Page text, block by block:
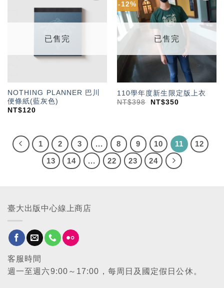
望輕
已售完
NOTHING PLANNER 巴川
便條紙(藍灰色)
NT$120
-12%
加入
「願
望輕
單」
已售完
110學年度新生限定版上衣
NT$398 NT$350
1 2 3 ... 8 9 10 11
12
13
14 ... 22 23 24
臺大出版中心線上商店
客服時間
週一至週六9:00～17:00，每周日及國定假日公休。